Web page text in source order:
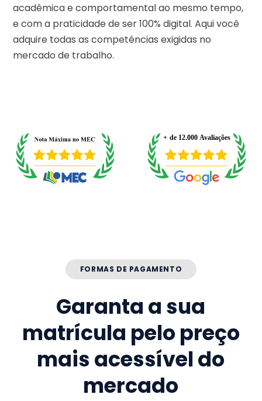
acadêmica e comportamental ao mesmo tempo,
e com a praticidade de ser 100% digital. Aqui você
adquire todas as competências exigidas no
mercado de trabalho.
FORMAS DE PAGAMENTO
Garanta a sua
matrícula pelo preço
mais acessível do
mercado